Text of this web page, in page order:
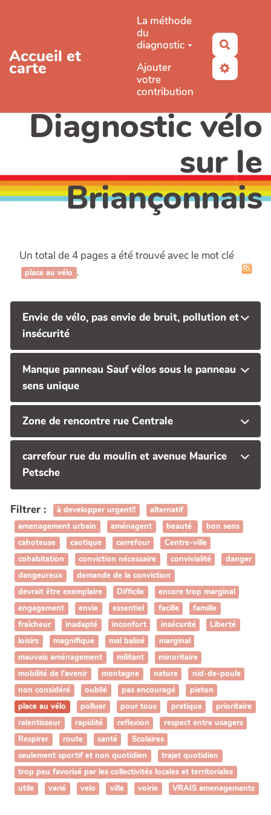
Accueil et
carte
La méthode
du
diagnostic
Ajouter
votre
contribution
Diagnostic vélo
sur le
Briançonnais
Un total de 4 pages a été trouvé avec le mot clé
place au vélo .
Envie de vélo, pas envie de bruit, pollution et
insécurité
Manque panneau Sauf vélos sous le panneau
sens unique
Zone de rencontre rue Centrale
carrefour rue du moulin et avenue Maurice
Petsche
Filtrer : à developper urgent!!
alternatif
amenagement urbain
aménagent beauté
bon sens
cahoteuse
caotique carrefour
Centre-ville
cohabitation
conviction nécessaire convivialité
danger
dangeureux
demande de la conviction
devrait être exemplaire
Difficile
encore trop marginal
engagement
envie essentiel facille
famille
fraîcheur
inadapté inconfort insécurité
Liberté
loisirs
magnifique mal balisé
marginal
mauvais aménagement
militant
minoritaire
mobilité de l'avenir
montagne nature
nid-de-poule
non considéré
oublié pas encouragé
pieton
place au vélo
polluer pour tous pratique
prioritaire
ralentisseur
rapidité reflexion
respect entre usagers
Respirer
route santé
Scolaires
seulement sportif et non quotidien
trajet quotidien
trop peu favorisé par les collectivités locales et territoriales
utile
varié velo ville voirie VRAIS amenagements